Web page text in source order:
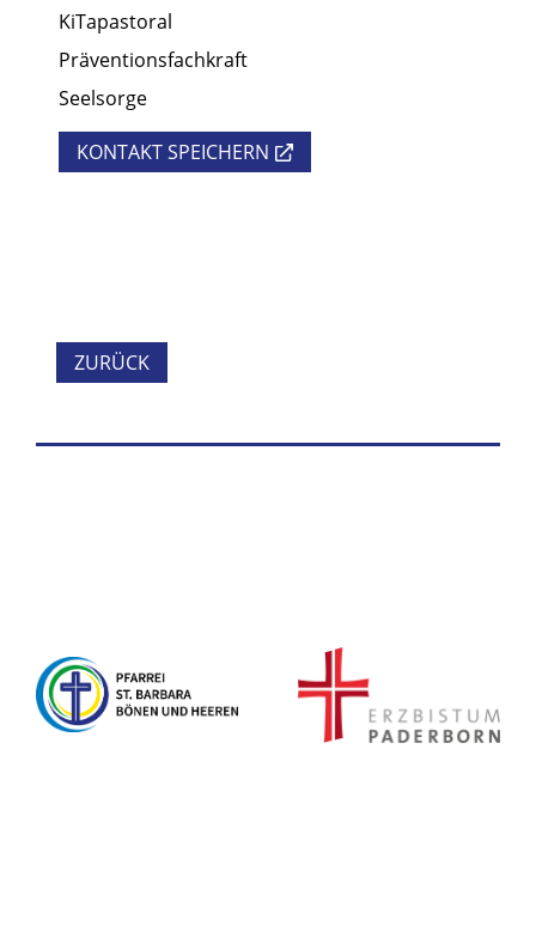
KiTapastoral
Präventionsfachkraft
Seelsorge
KONTAKT SPEICHERN
ZURÜCK